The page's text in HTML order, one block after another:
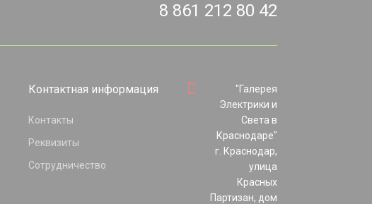
8 861 212 80 42
Контактная информация
Контакты
Реквизиты
Сотрудничество
"Галерея
Электрики и
Света в
Краснодаре"
г. Краснодар,
улица
Красных
Партизан, дом